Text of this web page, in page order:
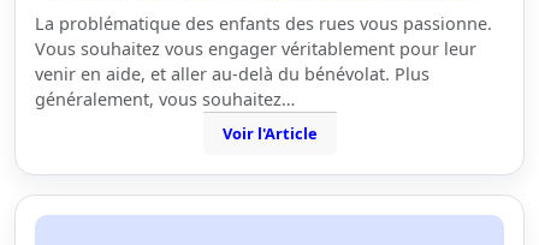
La problématique des enfants des rues vous passionne.
Vous souhaitez vous engager véritablement pour leur
venir en aide, et aller au-delà du bénévolat. Plus
généralement, vous souhaitez…
Voir l'Article